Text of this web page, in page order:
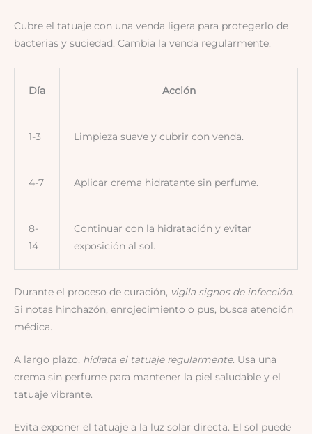
Cubre el tatuaje con una venda ligera para protegerlo de
bacterias y suciedad. Cambia la venda regularmente.
Día Acción
1-3 Limpieza suave y cubrir con venda.
4-7 Aplicar crema hidratante sin perfume.
8-
14
Continuar con la hidratación y evitar
exposición al sol.
Durante el proceso de curación, vigila signos de infección.
Si notas hinchazón, enrojecimiento o pus, busca atención
médica.
A largo plazo, hidrata el tatuaje regularmente. Usa una
crema sin perfume para mantener la piel saludable y el
tatuaje vibrante.
Evita exponer el tatuaje a la luz solar directa. El sol puede